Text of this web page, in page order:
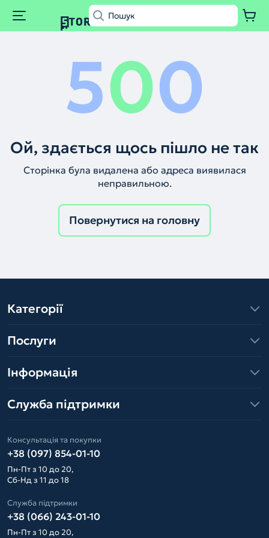
500
Ой, здається щось пішло не так
Сторінка була видалена або адреса виявилася
неправильною.
Повернутися на головну
Категорії
Послуги
Інформація
Служба підтримки
Консультація та покупки
+38 (097) 854-01-10
Пн-Пт з 10 до 20,
Сб-Нд з 11 до 18
Служба підтримки
+38 (066) 243-01-10
Пн-Пт з 10 до 20,